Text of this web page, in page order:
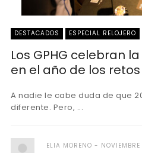
DESTACADOS ESPECIAL RELOJERO
Los GPHG celebran
en el año de los retos
A nadie le cabe duda de que
diferente. Pero, ...
ELIA MORENO